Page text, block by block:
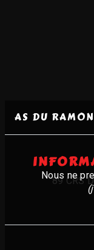
AS DU
Nous ne
89 CRS